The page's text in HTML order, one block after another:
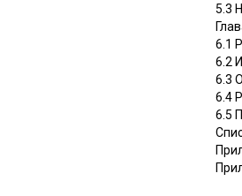
5.3
6.1
6.2
6.3
6.4
6.5